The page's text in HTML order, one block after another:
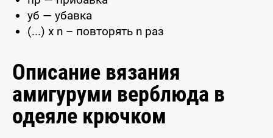
уб — убавка
(...) x n – повторять n раз
Описание вязания
амигуруми верблюда в
одеяле крючком